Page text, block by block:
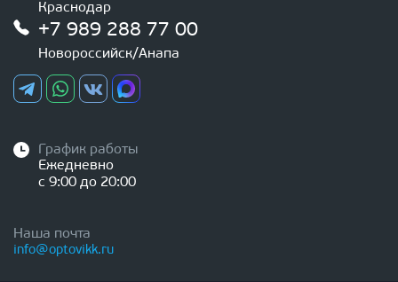
Краснодар
+7 989 288 77 00
Новороссийск/Анапа
График работы
Ежедневно
с 9:00 до 20:00
Наша почта
info@optovikk.ru